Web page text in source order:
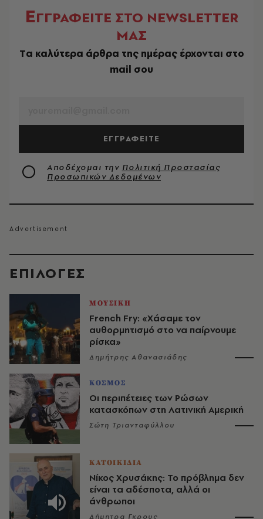
EΠΙΛΟΓΈΣ
ΜΟΥΣΙΚΗ
French Fry: «Χάσαμε τον
αυθορμητισμό στο να παίρνουμε
ρίσκα»
Δημήτρης Αθανασιάδης
ΚΟΣΜΟΣ
Οι περιπέτειες των Ρώσων
κατασκόπων στη Λατινική Αμερική
Σώτη Τριανταφύλλου
ΚΑΤΟΙΚΙΔΙΑ
Νίκος Χρυσάκης: Το πρόβλημα δεν
είναι τα αδέσποτα, αλλά οι
άνθρωποι
Δήμητρα Γκρους
ΕΓΓΡΑΦΕΙΤΕ ΣΤΟ NEWSLETTER
ΜΑΣ
Tα καλύτερα άρθρα της ημέρας έρχονται στο
mail σου
ΕΓΓΡΑΦΕΙΤΕ
Αποδέχομαι την Πολιτική Προστασίας
Προσωπικών Δεδομένων